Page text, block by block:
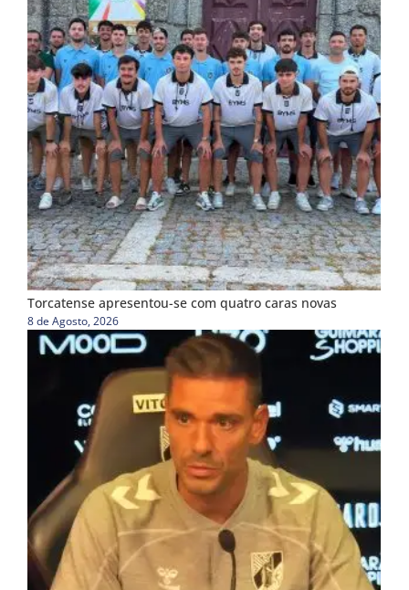
Torcatense apresentou-se com quatro caras novas
8 de Agosto, 2026